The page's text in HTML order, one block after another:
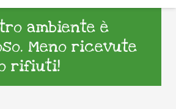
ambiente è
Meno ricevute
rifiuti!